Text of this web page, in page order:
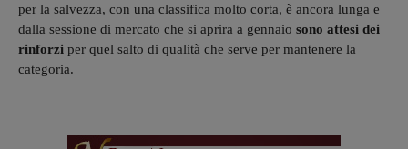
per la salvezza, con una classifica molto corta, è ancora lunga e
dalla sessione di mercato che si aprira a gennaio sono attesi dei
rinforzi per quel salto di qualità che serve per mantenere la
categoria.